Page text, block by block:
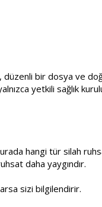
düzenli bir dosya ve
yetkili sağlık
hangi tür silah
daha yaygındır.
sizi bilgilendirir.